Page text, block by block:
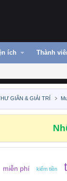
ích Thành
GIÃN & GIẢI TRÍ
miễn phí kiếm tiền